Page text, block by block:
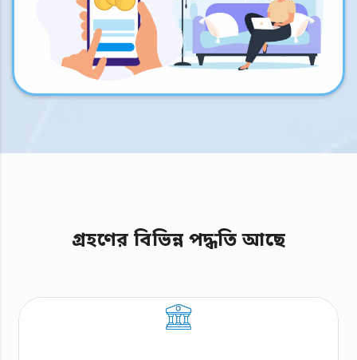
গ্রহণের বিভিন্ন পদ্ধতি আছে